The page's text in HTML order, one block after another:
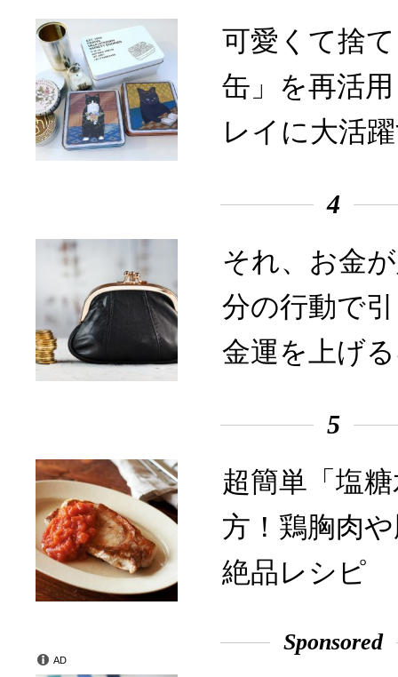
可愛くて捨
缶」を再活
レイに大活
4
それ、お金
分の行動で
金運を上げ
5
超簡単「塩
方！鶏胸肉
絶品レシピ
Sponsored
AD